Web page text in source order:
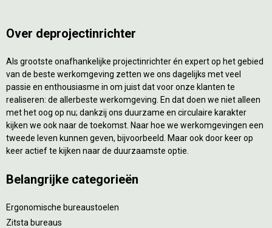
Over deprojectinrichter
Als grootste onafhankelijke projectinrichter én expert op het gebied
van de beste werkomgeving zetten we ons dagelijks met veel
passie en enthousiasme in om juist dat voor onze klanten te
realiseren: de allerbeste werkomgeving. En dat doen we niet alleen
met het oog op nu; dankzij ons duurzame en circulaire karakter
kijken we ook naar de toekomst. Naar hoe we werkomgevingen een
tweede leven kunnen geven, bijvoorbeeld. Maar ook door keer op
keer actief te kijken naar de duurzaamste optie.
Belangrijke categorieën
Ergonomische bureaustoelen
Zitsta bureaus